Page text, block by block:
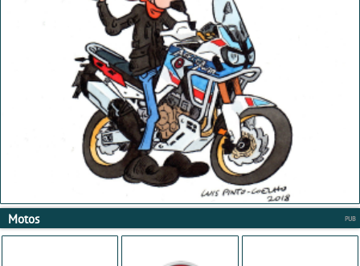
Motos